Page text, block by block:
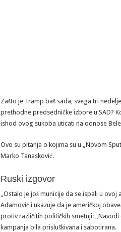
Zašto je Tramp baš sada, svega tri
prethodne predsedničke izbore u SAD?
ishod ovog sukoba uticati na odnose Bele
Ovo su pitanja o kojima su u „Novom
Marko Tanasković.
Ruski izgovor
„Ostalo je još municije da se ispali u ovoj
Adamović i ukazuje da je američkoj
protiv različitih političkih smetnji:
kampanja bila prisluškivana i sabotirana.